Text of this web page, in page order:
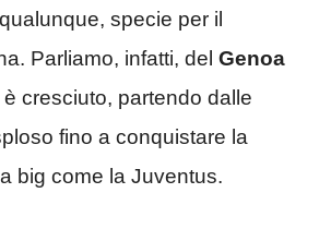
specie per il
Parliamo, infatti, del Genoa
cresciuto, partendo dalle
fino a conquistare la
big come la Juventus.